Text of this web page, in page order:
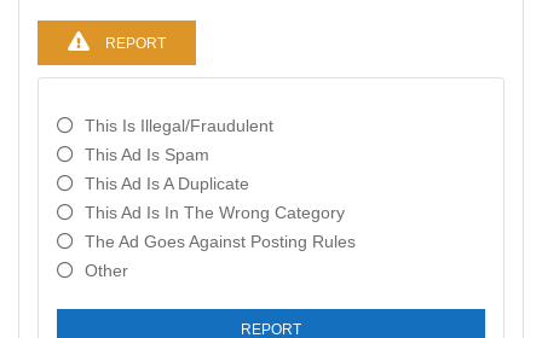
REPORT
This Is Illegal/fraudulent
This Ad Is Spam
This Ad Is A Duplicate
This Ad Is In The Wrong Category
The Ad Goes Against Posting Rules
Other
REPORT